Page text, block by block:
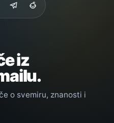
iz
o svemiru, znanosti i